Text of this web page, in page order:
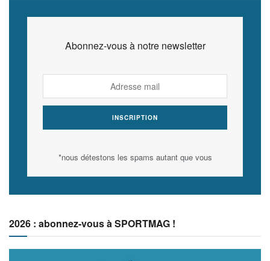
Abonnez-vous à notre newsletter
*nous détestons les spams autant que vous
2026 : abonnez-vous à SPORTMAG !